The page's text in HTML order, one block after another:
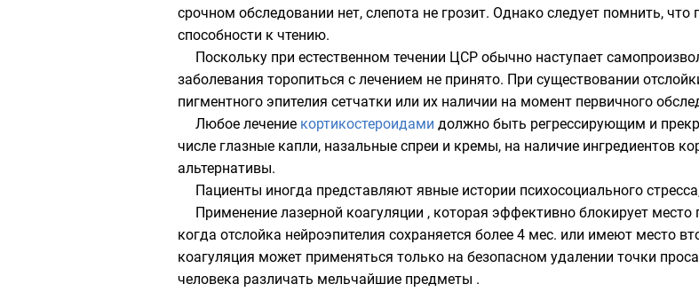
срочном обследовании нет, слепота не грозит. Однако следует помнить,
способности к чтению.
Поскольку при естественном течении ЦСР обычно наступает
заболевания торопиться с лечением не принято. При существовании
пигментного эпителия сетчатки или их наличии на момент первичного
Любое лечение кортикостероидами должно быть регрессирующим и
числе глазные капли, назальные спреи и кремы, на наличие ингредиентов
альтернативы.
Пациенты иногда представляют явные истории психосоциального
Применение лазерной коагуляции , которая эффективно блокирует
когда отслойка нейроэпителия сохраняется более 4 мес. или имеют место
коагуляция может применяться только на безопасном удалении точки
человека различать мельчайшие предметы .